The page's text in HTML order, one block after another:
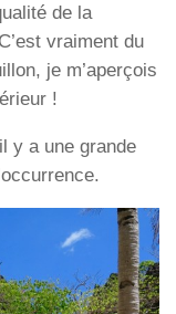
de la
vraiment du
je m’aperçois
!
y a une grande